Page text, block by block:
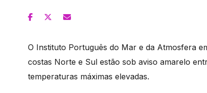
O Instituto Português do Mar e da Atmosfera
costas Norte e Sul estão sob aviso amarelo
temperaturas máximas elevadas.